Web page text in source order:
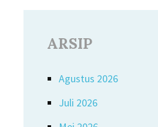
ARSIP
Agustus 2026
Juli 2026